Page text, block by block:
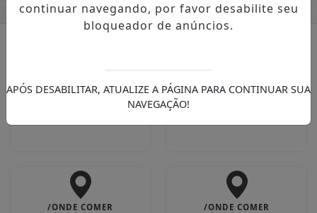
/ONDE COMER /ONDE COMER
continuar navegando, por favor desabilite seu
bloqueador de anúncios.
APÓS DESABILITAR, ATUALIZE A PÁGINA PARA CONTINUAR SUA
NAVEGAÇÃO!